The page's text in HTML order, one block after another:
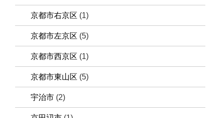
京都市右京区 (1)
京都市左京区 (5)
京都市西京区 (1)
京都市東山区 (5)
宇治市 (2)